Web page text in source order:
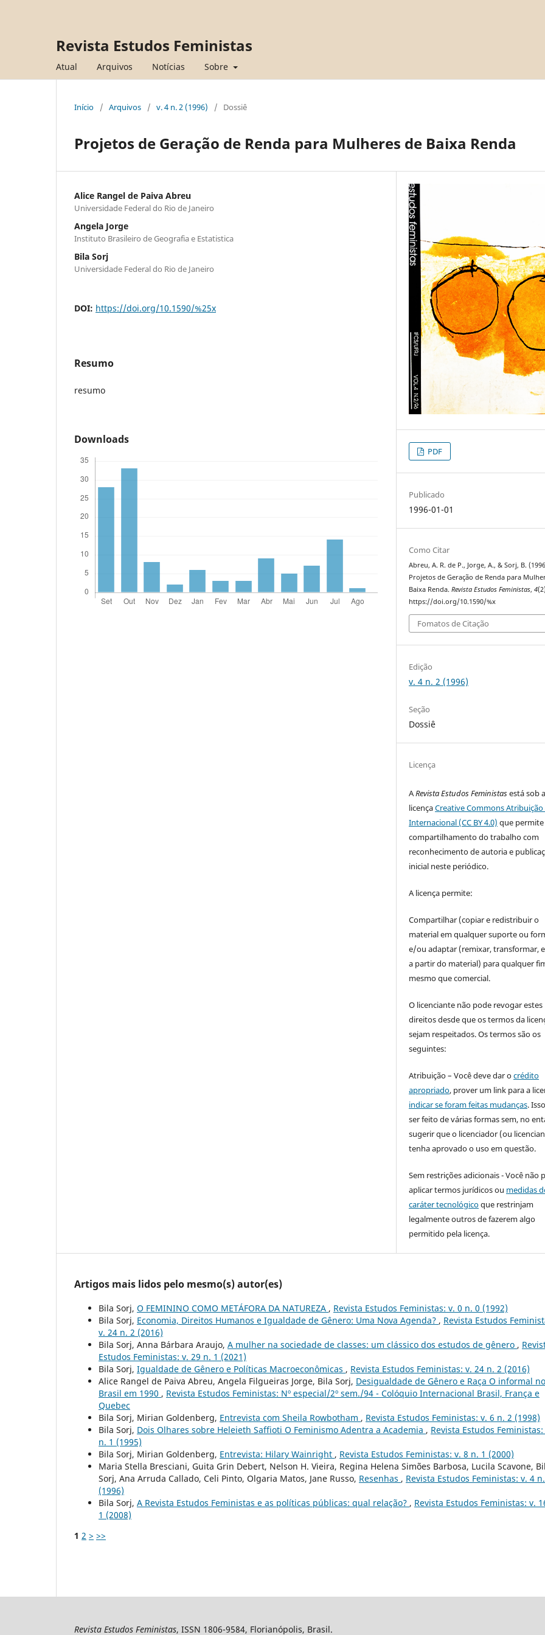
Revista Estudos Feministas
Atual Arquivos Notícias Sobre
Início / Arquivos / v. 4 n. 2 (1996) / Dossiê
Projetos de Geração de Renda para Mulheres de Baixa Renda
Alice Rangel de Paiva Abreu
Universidade Federal do Rio de Janeiro
Angela Jorge
Instituto Brasileiro de Geografia e Estatistica
Bila Sorj
Universidade Federal do Rio de Janeiro
DOI: https://doi.org/10.1590/%25x
Resumo
resumo
Downloads
PDF
Publicado
1996-01-01
Como Citar
Abreu, A. R. de P., Jorge, A., & Sorj, B.
Projetos de Geração de Renda para
Baixa Renda.Revista Estudos Feministas,4
https://doi.org/10.1590/%x
Fomatos de Citação
Edição
v. 4 n. 2 (1996)
Seção
Dossiê
Licença
ARevista Estudos Feministasestá sob a
licençaCreative Commons Atribuição
Internacional (CC BY 4.0) que
compartilhamento do trabalho com
reconhecimento de autoria e
inicial neste periódico.
A licença permite:
Compartilhar (copiar e redistribuir o
material em qualquer suporte ou
e/ou adaptar (remixar, transformar,
a partir do material) para qualquer
mesmo que comercial.
O licenciante não pode revogar estes
direitos desde que os termos da
sejam respeitados. Os termos são os
seguintes:
Atribuição – Você deve dar ocrédito
apropriado, prover um link para a
indicar se foram feitas mudanças.
ser feito de várias formas sem, no
sugerir que o licenciador (ou
tenha aprovado o uso em questão.
Sem restrições adicionais - Você não
aplicar termos jurídicos ou medidas
caráter tecnológicoque restrinjam
legalmente outros de fazerem algo
permitido pela licença.
Artigos mais lidos pelo mesmo(s) autor(es)
Bila Sorj, O FEMININO COMO METÁFORA DA NATUREZA , Revista Estudos Feministas: v. 0 n. 0 (1992)
Bila Sorj, Economia, Direitos Humanos e Igualdade de Gênero: Uma Nova Agenda? , Revista Estudos
v. 24 n. 2 (2016)
Bila Sorj, Anna Bárbara Araujo, A mulher na sociedade de classes: um clássico dos estudos de gênero ,
Estudos Feministas: v. 29 n. 1 (2021)
Bila Sorj, Igualdade de Gênero e Políticas Macroeconômicas , Revista Estudos Feministas: v. 24 n. 2 (2016)
Alice Rangel de Paiva Abreu, Angela Filgueiras Jorge, Bila Sorj, Desigualdade de Gênero e Raça O informal no
Brasil em 1990 , Revista Estudos Feministas: Nº especial/2º sem./94 - Colóquio Internacional Brasil, França e
Quebec
Bila Sorj, Mirian Goldenberg, Entrevista com Sheila Rowbotham , Revista Estudos Feministas: v. 6 n. 2 (1998)
Bila Sorj, Dois Olhares sobre Heleieth Saffioti O Feminismo Adentra a Academia , Revista Estudos Feministas:
n. 1 (1995)
Bila Sorj, Mirian Goldenberg, Entrevista: Hilary Wainright , Revista Estudos Feministas: v. 8 n. 1 (2000)
Maria Stella Bresciani, Guita Grin Debert, Nelson H. Vieira, Regina Helena Simões Barbosa, Lucila Scavone,
Sorj, Ana Arruda Callado, Celi Pinto, Olgaria Matos, Jane Russo, Resenhas , Revista Estudos Feministas: v. 4
(1996)
Bila Sorj, A Revista Estudos Feministas e as políticas públicas: qual relação? , Revista Estudos Feministas: v.
1 (2008)
1 2 > >>
Revista Estudos Feministas, ISSN 1806-9584, Florianópolis, Brasil.